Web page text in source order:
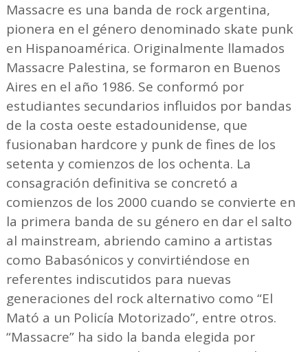
Massacre es una banda de rock argentina,
pionera en el género denominado skate punk
en Hispanoamérica. Originalmente llamados
Massacre Palestina, se formaron en Buenos
Aires en el año 1986. Se conformó por
estudiantes secundarios influidos por bandas
de la costa oeste estadounidense, que
fusionaban hardcore y punk de fines de los
setenta y comienzos de los ochenta. La
consagración definitiva se concretó a
comienzos de los 2000 cuando se convierte en
la primera banda de su género en dar el salto
al mainstream, abriendo camino a artistas
como Babasónicos y convirtiéndose en
referentes indiscutidos para nuevas
generaciones del rock alternativo como “El
Mató a un Policía Motorizado”, entre otros.
“Massacre” ha sido la banda elegida por